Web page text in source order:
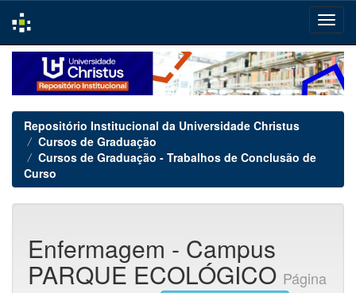
navigation
Repositório Institucional da Universidade Christus
Cursos de Graduação
Cursos de Graduação - Trabalhos de Conclusão de
Curso
Enfermagem - Campus
PARQUE ECOLÓGICO Página